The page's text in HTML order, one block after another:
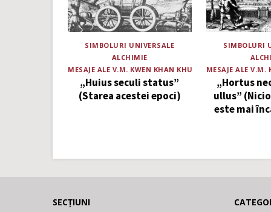
SIMBOLURI UNIVERSALE
ALCHIMIE
MESAJE ALE V.M. KWEN KHAN KHU
„Huius seculi status”
(Starea acestei epoci)
SIMBOLURI
MESAJE ALE V.M.
„Hortus
ullus”
este mai
SECȚIUNI